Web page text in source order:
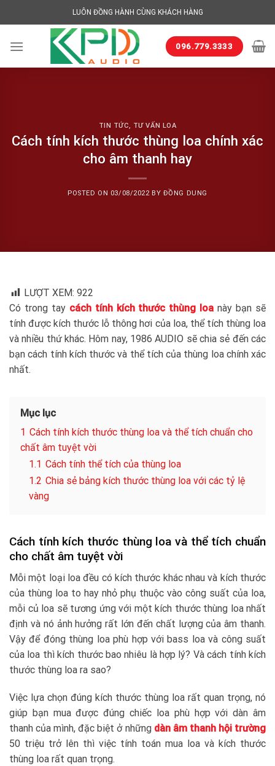
to
LUÔN ĐỒNG HÀNH CÙNG KHÁCH HÀNG
096.779.3333
TIN TỨC, TƯ VẤN LOA
Cách tính kích thước thùng loa chính xác
cho âm thanh hay
POSTED ON 03/08/2022BY ĐỒNG DUNG
LƯỢT XEM: 922
Có trong tay cách tính kích thước thùng loa này bạn sẽ
tính được kích thước lỗ thông hơi của loa, thể tích thùng loa
và nhiều thứ khác. Hôm nay, 1986 AUDIO sẽ chia sẻ đến các
bạn cách tính kích thước và thể tích của thùng loa chính xác
nhất.
Mục lục
1 Cách tính kích thước thùng loa và thể tích chuẩn cho
chất âm tuyệt vời
1.1 Cách tính thể tích của thùng loa
1.2 Chia sẻ bảng kích thước thùng loa với các tỷ lệ
vàng
Cách tính kích thước thùng loa và thể tích chuẩn
cho chất âm tuyệt vời
Mỗi một loại loa đều có kích thước khác nhau và kích thước
của thùng loa to hay nhỏ phụ thuộc vào công suất của loa,
mỗi củ loa sẽ tương ứng với một kích thước thùng loa nhất
định và nó ảnh hưởng rất lớn đến chất lượng của âm thanh.
Vậy để đóng thùng loa phù hợp với bass loa và công suất
của loa thì kích thước bao nhiêu là hợp lý? Và cách tính kích
thước thùng loa ra sao?
Việc lựa chọn đúng kích thước thùng loa rất quan trọng, nó
giúp bạn mua được đúng chiếc loa phù hợp với dàn âm
thanh của mình, đặc biệt ở những dàn âm thanh hội trường
50 triệu trở lên thì việc tính toán mua loa và kích thước
thùng loa rất quan trọng.